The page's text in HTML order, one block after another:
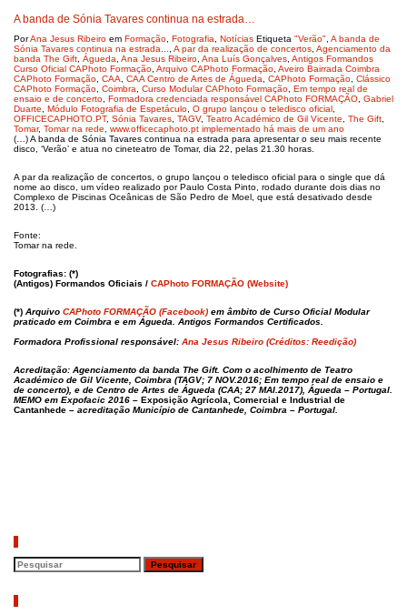
A banda de Sónia Tavares continua na estrada…
PorAna Jesus Ribeiro em Formação Fotografia Notícias Etiqueta "Verão" A banda de
Sónia Tavares continua na estrada...
A par da realização de concertos Agenciamento da
banda The Gift Águeda Ana Jesus Ribeiro Ana Luís Gonçalves Antigos Formandos
Curso Oficial CAPhoto Formação Arquivo CAPhoto Formação Aveiro Bairrada Coimbra
CAPhoto Formação CAA CAA Centro de Artes de Águeda CAPhoto Formação Clássico
CAPhoto Formação Coimbra Curso Modular CAPhoto Formação Em tempo real de
ensaio e de concerto Formadora credenciada responsável CAPhoto FORMAÇÃO Gabriel
Duarte
Módulo Fotografia de Espetáculo O grupo lançou o teledisco oficial
OFFICECAPHOTO.PT, Sónia Tavares TAGV, Teatro Académico de Gil Vicente The Gift
Tomar, Tomar na rede
www.officecaphoto.pt implementado há mais de um ano
(…) A banda de Sónia Tavares continua na estrada para apresentar o seu mais recente
disco, ‘Verão’ e atua no cineteatro de Tomar, dia 22, pelas 21.30 horas.
A par da realização de concertos, o grupo lançou o teledisco oficial para o single que dá
nome ao disco, um vídeo realizado por Paulo Costa Pinto, rodado durante dois dias no
Complexo de Piscinas Oceânicas de São Pedro de Moel, que está desativado desde
2013. (…)
Fonte:
Tomar na rede.
Fotografias: (*)
(Antigos) Formandos Oficiais / CAPhoto FORMAÇÃO (Website)
(*) Arquivo CAPhoto FORMAÇÃO (Facebook) em âmbito de Curso Oficial Modular
praticado em Coimbra e em Águeda. Antigos Formandos Certificados.
Formadora Profissional responsável: Ana Jesus Ribeiro (Créditos: Reedição)
Acreditação: Agenciamento da banda The Gift. Com o acolhimento de Teatro
Académico de Gil Vicente, Coimbra (TAGV; 7 NOV.2016; Em tempo real de ensaio e
de concerto), e de Centro de Artes de Águeda (CAA; 27 MAI.2017), Águeda – Portugal.
MEMO em Expofacic 2016 – Exposição Agrícola, Comercial e Industrial de
Cantanhede – acreditação Município de Cantanhede, Coimbra – Portugal.